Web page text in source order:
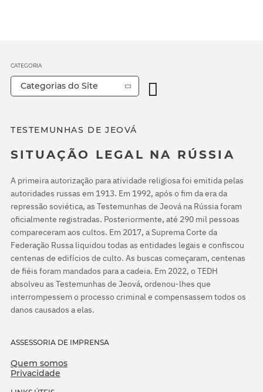
TESTEMUNHAS DE JEOVÁ
SITUAÇÃO LEGAL NA RÚSSIA
A primeira autorização para atividade religiosa foi emitida pelas
autoridades russas em 1913. Em 1992, após o fim da era da
repressão soviética, as Testemunhas de Jeová na Rússia foram
oficialmente registradas. Posteriormente, até 290 mil pessoas
compareceram aos cultos. Em 2017, a Suprema Corte da
Federação Russa liquidou todas as entidades legais e confiscou
centenas de edifícios de culto. As buscas começaram, centenas
de fiéis foram mandados para a cadeia. Em 2022, o TEDH
absolveu as Testemunhas de Jeová, ordenou-lhes que
interrompessem o processo criminal e compensassem todos os
danos causados a elas.
ASSESSORIA DE IMPRENSA
Quem somos
Privacidade
CATEGORIA
Categorias do Site